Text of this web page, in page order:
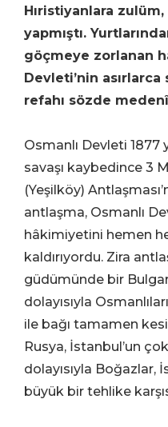
Hıristiyanlara
yapmıştı.
göçmeye zorlanan
Devleti’nin asırlarca
refahı sözde
Osmanlı Devleti 1877
savaşı kaybedince 3
(Yeşilköy)
antlaşma, Osmanlı
hâkimiyetini hemen
kaldırıyordu. Zira
güdümünde bir
dolayısıyla
ile bağı tamamen
Rusya, İstanbul’un
dolayısıyla Boğazlar,
büyük bir tehlike